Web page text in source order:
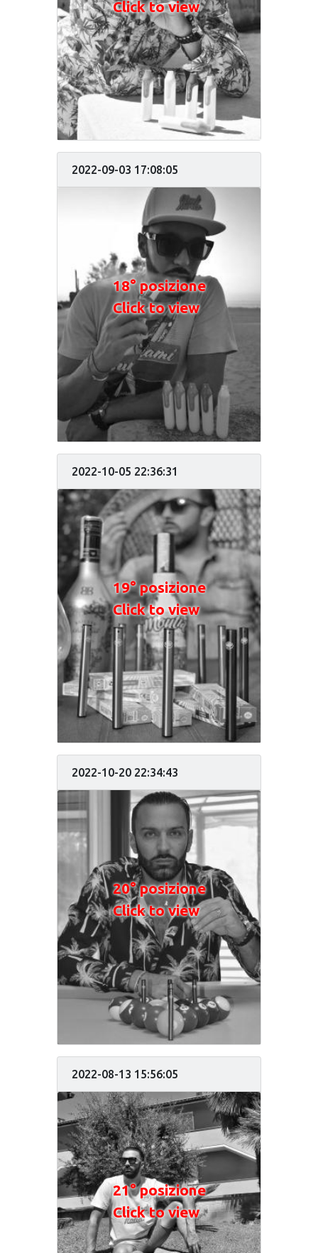
Click to view
2022-09-03 17:08:05
18° posizione
Click to view
2022-10-05 22:36:31
19° posizione
Click to view
2022-10-20 22:34:43
20° posizione
Click to view
2022-08-13 15:56:05
21° posizione
Click to view